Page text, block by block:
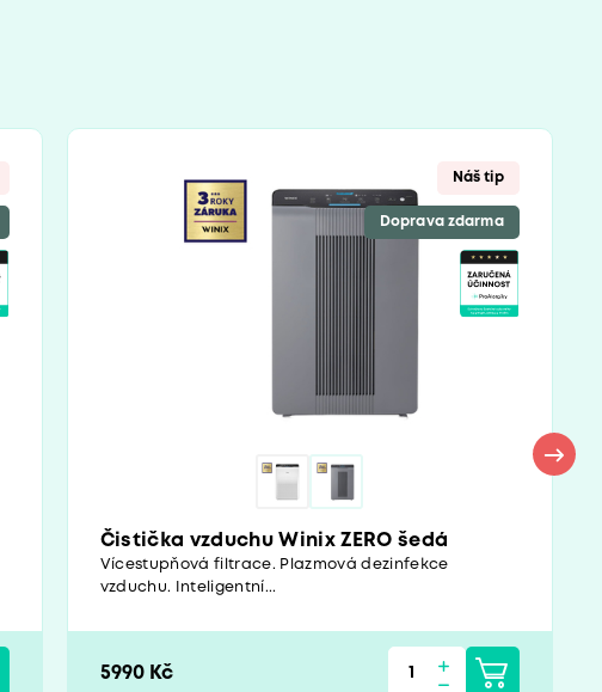
Náš tip
Doprava zdarma
Čistička vzduchu Winix ZERO šedá
Vícestupňová filtrace. Plazmová dezinfekce
vzduchu. Inteligentní...
5990 Kč